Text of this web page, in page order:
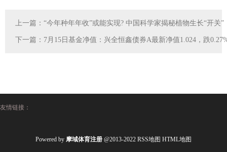
上一篇： “今年种年年收”或能实现? 中国科学家揭秘植物生长“开关”
下一篇： 7月15日基金净值：兴全恒鑫债券A最新净值1.024，跌
友情链接：
Powered by 摩域体育注册 @2013-2022 RSS地图 HTML地图